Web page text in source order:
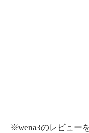
※wena3のレビュー